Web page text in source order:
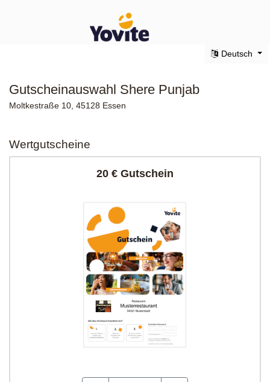
Deutsch
Gutscheinauswahl Shere Punjab
Moltkestraße 10, 45128 Essen
Wertgutscheine
20 € Gutschein